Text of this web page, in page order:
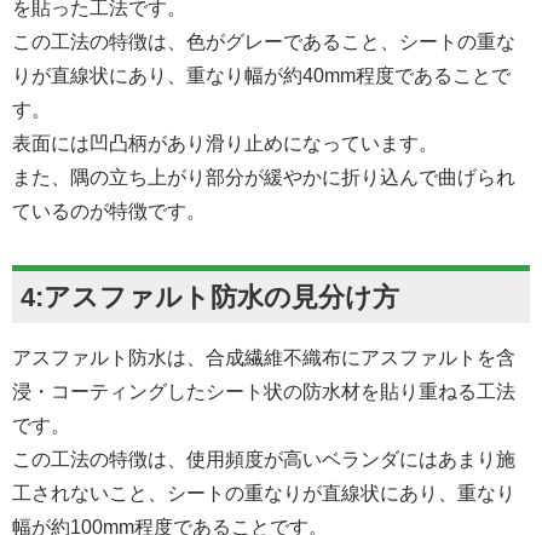
を貼った工法です。
この工法の特徴は、色がグレーであること、シートの重な
りが直線状にあり、重なり幅が約40mm程度であることで
す。
表面には凹凸柄があり滑り止めになっています。
また、隅の立ち上がり部分が緩やかに折り込んで曲げられ
ているのが特徴です。
4:アスファルト防水の見分け方
アスファルト防水は、合成繊維不織布にアスファルトを含
浸・コーティングしたシート状の防水材を貼り重ねる工法
です。
この工法の特徴は、使用頻度が高いベランダにはあまり施
工されないこと、シートの重なりが直線状にあり、重なり
幅が約100mm程度であることです。